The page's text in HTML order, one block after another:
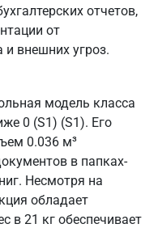
отчетов,
от
и внешних угроз.
модель класса
0 (S1) (S1). Его
0.036 м³
в папках-
Несмотря на
обладает
в 21 кг обеспечивает